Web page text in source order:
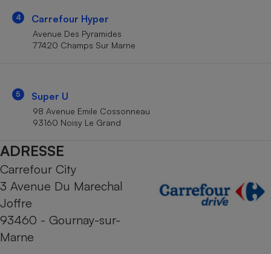
4 Carrefour Hyper
Avenue Des Pyramides
77420 Champs Sur Marne
5 Super U
98 Avenue Emile Cossonneau
93160 Noisy Le Grand
ADRESSE
Carrefour City
3 Avenue Du Marechal
Joffre
93460 - Gournay-sur-
Marne